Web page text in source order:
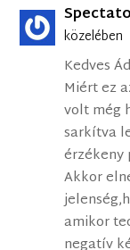
közelében
Kedves
Miért ez
volt még
sarkítva
Akkor
amikor